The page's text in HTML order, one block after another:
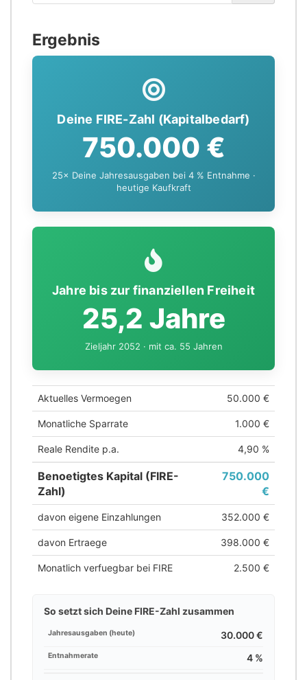
Ergebnis
Deine FIRE-Zahl (Kapitalbedarf)
750.000 €
25× Deine Jahresausgaben bei 4 % Entnahme ·
heutige Kaufkraft
Jahre bis zur finanziellen Freiheit
25,2 Jahre
Zieljahr 2052 · mit ca. 55 Jahren
Aktuelles Vermoegen 50.000 €
Monatliche Sparrate 1.000 €
Reale Rendite p.a. 4,90 %
Benoetigtes Kapital (FIRE-
Zahl)
750.000
€
davon eigene Einzahlungen 352.000 €
davon Ertraege 398.000 €
Monatlich verfuegbar bei FIRE 2.500 €
So setzt sich Deine FIRE-Zahl zusammen
Jahresausgaben (heute) 30.000 €
Entnahmerate 4 %